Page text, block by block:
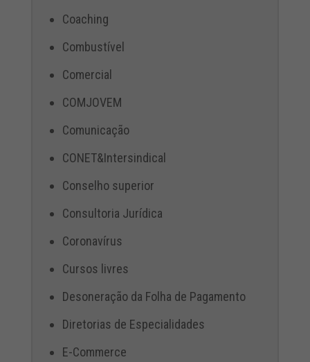
Coaching
Combustível
Comercial
COMJOVEM
Comunicação
CONET&Intersindical
Conselho superior
Consultoria Jurídica
Coronavírus
Cursos livres
Desoneração da Folha de Pagamento
Diretorias de Especialidades
E-Commerce